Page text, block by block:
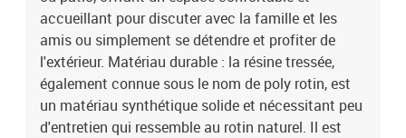
dossier : fibre de cotonDimensions du coussin de siège : 55 x 55 x
3 cm (l x P x é)Dimensions du coussin de dossier : 55 x 45 x 13 cm
(L x l x é)La livraison contient :2 x siège d'angle6 x siège central2 x
canapé avec accoudoirs12 x coussin de dossier10 x coussin de
siège avec housse amovible et lavable
accueillant pour discuter avec la famille et les
amis ou simplement se détendre et profiter de
l'extérieur. Matériau durable : la résine tressée,
également connue sous le nom de poly rotin, est
un matériau synthétique solide et nécessitant peu
d'entretien qui ressemble au rotin naturel. Il est